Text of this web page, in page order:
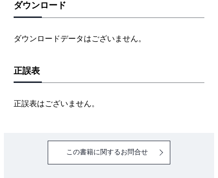
ダウンロード
ダウンロードデータはございません。
正誤表
正誤表はございません。
この書籍に関するお問合せ